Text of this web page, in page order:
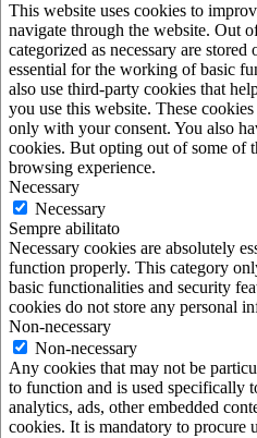
This website uses cookies to
navigate through the website. Out
categorized as necessary are
essential for the working of basic
also use third-party cookies that
you use this website. These
only with your consent. You also
cookies. But opting out of some of
browsing experience.
Necessary
Necessary
Sempre abilitato
Necessary cookies are absolutely
function properly. This category
basic functionalities and security
cookies do not store any personal
Non-necessary
Non-necessary
Any cookies that may not be
to function and is used specifically
analytics, ads, other embedded
cookies. It is mandatory to procure